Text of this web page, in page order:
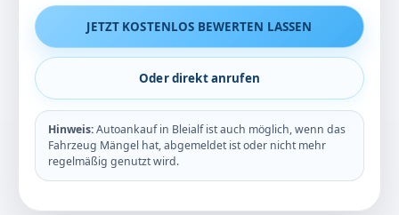
JETZT KOSTENLOS BEWERTEN LASSEN
Oder direkt anrufen
Hinweis:Autoankauf in Bleialf ist auch möglich, wenn das
Fahrzeug Mängel hat, abgemeldet ist oder nicht mehr
regelmäßig genutzt wird.